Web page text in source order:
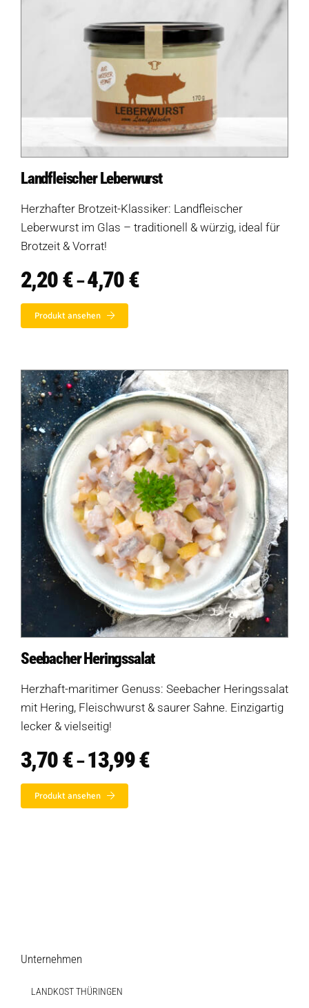
Landfleischer Leberwurst
Herzhafter Brotzeit-Klassiker: Landfleischer
Leberwurst im Glas – traditionell & würzig, ideal für
Brotzeit & Vorrat!
2,20€ –4,70€Preisspanne:
2,20 €
Produkt ansehen
Seebacher Heringssalat
Herzhaft-maritimer Genuss: Seebacher Heringssalat
mit Hering, Fleischwurst & saurer Sahne. Einzigartig
lecker & vielseitig!
3,70€ –13,99€Preisspanne:
3,70 €
Produkt ansehen
Unternehmen
LANDKOST THÜRINGEN
Produkte
Salate
Klöße
Dips
Soßen
Produkt-Übersicht
Produkte nach Saison
Weiteres
Hofladen Seebach
Verkaufswagen-Tour
Weitere Verkaufsstellen
Über uns
Unsere Marken-Familie